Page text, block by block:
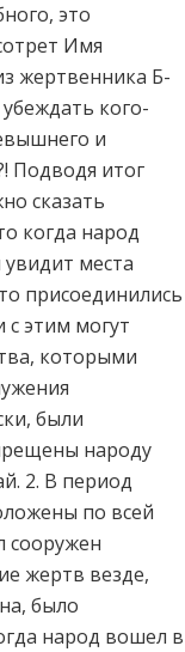
это
Имя
жертвенника Б-
кого-
и
Подводя итог
сказать
когда народ
места
присоединились
этим могут
которыми
были
народу
2. В период
по всей
сооружен
жертв везде,
было
народ вошел в